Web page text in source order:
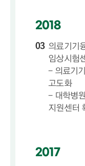
2018
03 의료기기
임상시험
- 의료기
고도화
- 대학병
지원센터
2017